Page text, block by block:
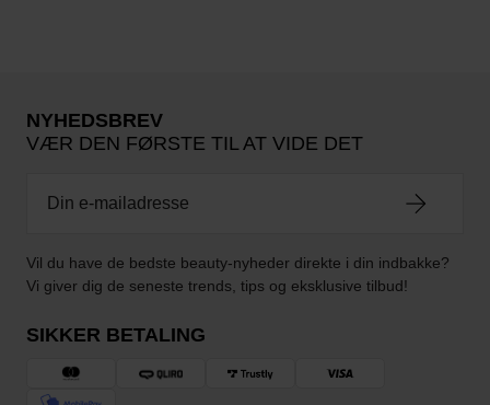
NYHEDSBREV
VÆR DEN FØRSTE TIL AT VIDE DET
Vil du have de bedste beauty-nyheder direkte i din indbakke?
Vi giver dig de seneste trends, tips og eksklusive tilbud!
SIKKER BETALING